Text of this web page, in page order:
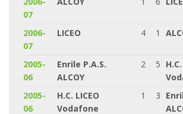
07
2006-
07
LICEO 4 1
2005-
06
Enrile P.A.S.
ALCOY
2 5
2005-
06
H.C. LICEO
Vodafone
1 3